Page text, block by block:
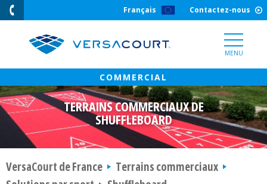
Skip
Content
Français Contactez-nous
MENU
TERRAINS COMMERCIAUX DE
SHUFFLEBOARD
VersaCourt de France
Terrains commerciaux